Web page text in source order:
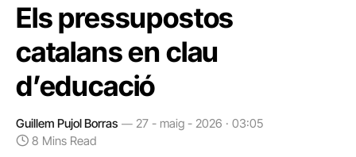
Els pressupostos
catalans en clau
d’educació
Guillem Pujol Borras
27 - maig - 2026 · 03:05
8 Mins Read